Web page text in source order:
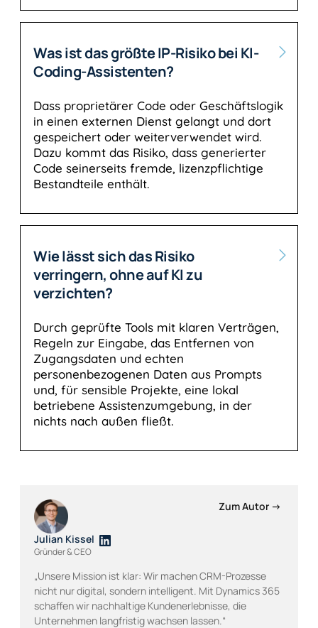
Was ist das größte IP-Risiko bei KI-
Coding-Assistenten?
Dass proprietärer Code oder Geschäftslogik
in einen externen Dienst gelangt und dort
gespeichert oder weiterverwendet wird.
Dazu kommt das Risiko, dass generierter
Code seinerseits fremde, lizenzpflichtige
Bestandteile enthält.
Wie lässt sich das Risiko
verringern, ohne auf KI zu
verzichten?
Durch geprüfte Tools mit klaren Verträgen,
Regeln zur Eingabe, das Entfernen von
Zugangsdaten und echten
personenbezogenen Daten aus Prompts
und, für sensible Projekte, eine lokal
betriebene Assistenzumgebung, in der
nichts nach außen fließt.
Zum Autor →
Julian Kissel
Gründer & CEO
„Unsere Mission ist klar: Wir machen CRM-Prozesse
nicht nur digital, sondern intelligent. Mit Dynamics 365
schaffen wir nachhaltige Kundenerlebnisse, die
Unternehmen langfristig wachsen lassen.“